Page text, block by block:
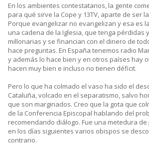
En los ambientes contestatarios, la gente
para qué sirve la Cope y 13TV, aparte de ser
Porque evangelizar no evangelizan y esa es
una cadena de la Iglesia, que tenga pérdidas
millonarias y se financian con el dinero de
hace preguntas. En España tenemos radio
y además lo hace bien y en otros países hay
hacen muy bien e incluso no tienen déficit.
Pero lo que ha colmado el vaso ha sido el
Cataluña, volcado en el separatismo, salvo
que son marginados. Creo que la gota que
de la Conferencia Episcopal hablando del
recomendando diálogo. Fue una metedura
en los días siguientes varios obispos se
contrario.